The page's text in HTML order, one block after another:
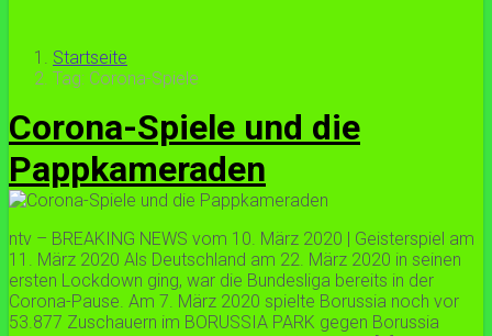
Startseite
Tag: Corona-Spiele
Corona-Spiele und die
Pappkameraden
ntv – BREAKING NEWS vom 10. März 2020 | Geisterspiel am
11. März 2020 Als Deutschland am 22. März 2020 in seinen
ersten Lockdown ging, war die Bundesliga bereits in der
Corona-Pause. Am 7. März 2020 spielte Borussia noch vor
53.877 Zuschauern im BORUSSIA PARK gegen Borussia